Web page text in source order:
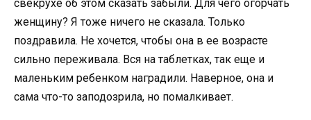
свекрухе об этом сказать забыли. Для чего огорчать
женщину? Я тоже ничего не сказала. Только
поздравила. Не хочется, чтобы она в ее возрасте
сильно переживала. Вся на таблетках, так еще и
маленьким ребенком наградили. Наверное, она и
сама что-то заподозрила, но помалкивает.